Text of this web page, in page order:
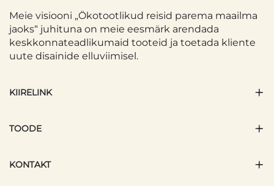
Meie visiooni „Ökotootlikud reisid parema maailma
jaoks“ juhituna on meie eesmärk arendada
keskkonnateadlikumaid tooteid ja toetada kliente
uute disainide elluviimisel.
KIIRELINK
TOODE
KONTAKT